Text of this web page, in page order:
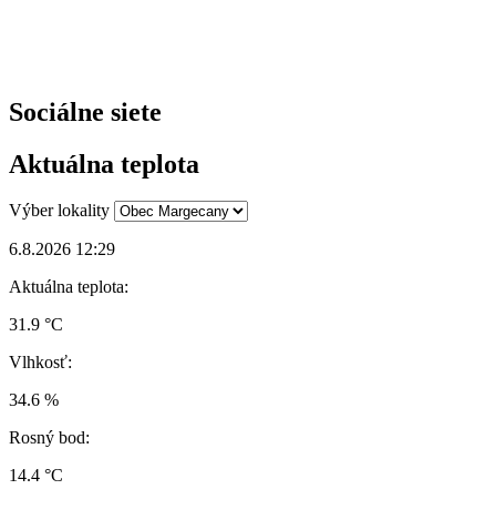
Sociálne siete
Aktuálna teplota
Výber lokality
6.8.2026 12:29
Aktuálna teplota:
31.9 °C
Vlhkosť:
34.6 %
Rosný bod:
14.4 °C